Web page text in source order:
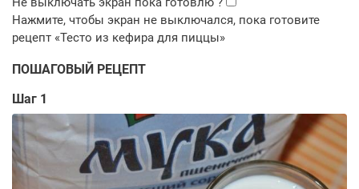
ПОШАГОВЫЙ РЕЦЕПТ
Шаг 1